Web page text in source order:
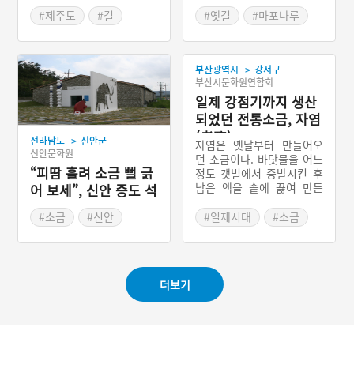
#제주도
#길
나루에서 부려진 소금은 광
흥창 부근의 소금창고로 이
동해 보관되다가 한양에 사
는 소비자들에게 공급되었
다. 광흥창 부근의 소금창고
에서 소금을 구입하려는 상
인들이 모여들기 시작하면
서 생긴 마을이 염리동이다.
즉 염리동은 소금장수들의
마을이었다. 지금은 염리동
사람들이 소금을 판매하고
운송하던 옛 모습을 볼 수는
없지만, 과거 염리동 사람들
소금길에서 발견할 수 있다.
#옛길
#마포나루
#서울 염리동
전라남도 > 신안군
신안문화원
“피땀 흘려 소금 뻘 긁
어 보세”, 신안 증도 석
조소금창고
#소금
#신안
부산광역시 > 강서구
부산시문화원연합회
일제 강점기까지 생산
되었던 전통소금, 자염
(煮鹽)
자염은 옛날부터 만들어오
던 소금이다. 바닷물을 어느
정도 갯벌에서 증발시킨 후
남은 액을 솥에 끓여 만든
에서 국가적인 사업으로 천
일염전을 대규모로 만들었
지만, 전통방식으로 만드는
었다. 자염은 일제시대를 지
나 1950년까지 생산되었다.
그러나 경제성이 낮아 일제
#일제시대
#소금
더보기